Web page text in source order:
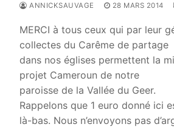
ANNICKSAUVAGE 28 MARS 2014
MERCI à tous ceux qui par leur
collectes du Carême de partage
dans nos églises permettent la
projet Cameroun de notre
paroisse de la Vallée du Geer.
Rappelons que 1 euro donné ici
là-bas. Nous n’envoyons pas